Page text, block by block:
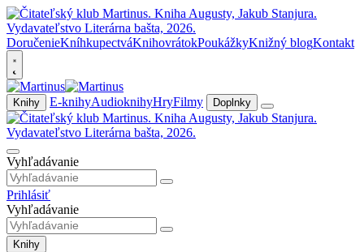
DoručenieKníhkupectváKnihovrátokPoukážkyKnižný blogKontakt
Knihy E-knihyAudioknihyHryFilmy Doplnky
Vyhľadávanie
Prihlásiť
Vyhľadávanie
Knihy